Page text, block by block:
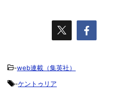
-web連載（集英社）
-ケントゥリア